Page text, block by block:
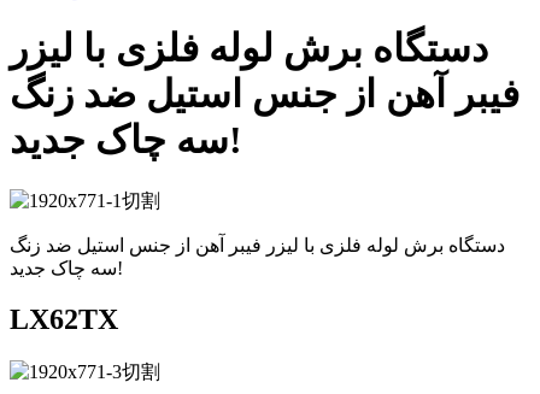
دستگاه برش لوله فلزی با لیزر
فیبر آهن از جنس استیل ضد زنگ
سه چاک جدید!
دستگاه برش لوله فلزی با لیزر فیبر آهن از جنس استیل ضد زنگ
سه چاک جدید!
LX62TX